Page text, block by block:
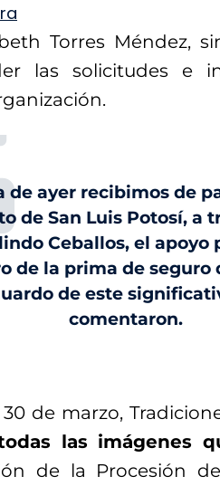
Torres Méndez,
las solicitudes e
de ayer recibimos de
de San Luis Potosí, a
Ceballos, el apoyo
de la prima de seguro
de este
comentaron.
de marzo,
las imágenes
de la Procesión